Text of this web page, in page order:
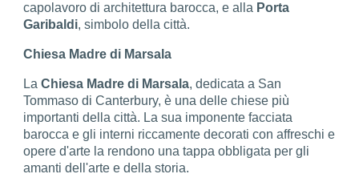
capolavoro di architettura barocca, e alla Porta
Garibaldi, simbolo della città.
Chiesa Madre di Marsala
LaChiesa Madre di Marsala, dedicata a San
Tommaso di Canterbury, è una delle chiese più
importanti della città. La sua imponente facciata
barocca e gli interni riccamente decorati con affreschi e
opere d'arte la rendono una tappa obbligata per gli
amanti dell'arte e della storia.